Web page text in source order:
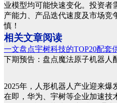
业模型均可能快速变化。投资者
产能力、产品迭代速度及市场竞
慎！
相关文章阅读
一文盘点宇树科技的TOP20配套
下期预告：盘点魔法原子机器人
2025年，人形机器人产业迎来爆
在即，华为、宇树等企业加速技